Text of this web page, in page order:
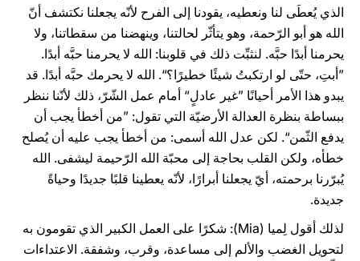
الذي يُعطَى لنا ونعطيه، يقودنا إلى الفرح لأنّه يجعلنا نكتشف أنّ
الله هو أبو الرّحمة، وهو يتأثّر لحالتنا، وينهضنا من سقطاتنا، ولا
يحرمنا أبدًا حبَّه. لنثبِّت ذلك في قلوبنا: الله لا يحرمنا حبَّه أبدًا.
”أبتِ، حتّى لو ارتكبتُ شيئًا خطيرًا؟“. الله لا يحرمك حبَّه أبدًا. قد
يبدو هذا الأمر أحيانًا ”غير عادلٍ“ أمام عمل الشّرّ، ذلك لأنّنا ننظر
ببساطة بنظرة العدالة الأرضيّة التي تقول: ”من أخطأ يجب أن
يدفع الثّمن“. لكن عدل الله أسمى: من أخطأ يجب عليه أن يُصلح
خطأه، ولكن القلب بحاجة إلى محبّة الله الرّحيمة ليشفى. الله
يُبرّرنا برحمته، أيّ يجعلنا أبرارًا، لأنّه يعطينا قلبًا جديدًا وحياةً
جديدة.
لذلك أقول لِميا (Mia): شكرًا على العمل الكبير الذي تقومون به
لتحويل الغضب والألم إلى مساعدة، وقرب، وشفقة. الاعتداءات